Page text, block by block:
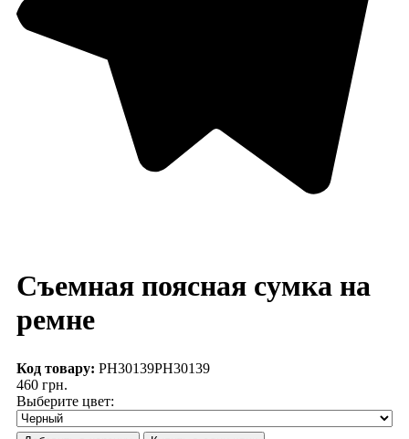
Съемная поясная сумка на
ремне
Код товару: PH30139PH30139
460 грн.
Выберите цвет: